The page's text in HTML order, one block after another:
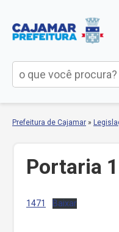
Prefeitura de Cajamar »
Portaria
1471 Baixar